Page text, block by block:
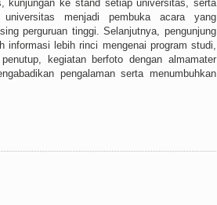
kunjungan ke stand setiap universitas, serta
menjadi pembuka acara yang
perguruan tinggi. Selanjutnya, pengunjung
lebih rinci mengenai program studi,
kegiatan berfoto dengan almamater
pengalaman serta menumbuhkan